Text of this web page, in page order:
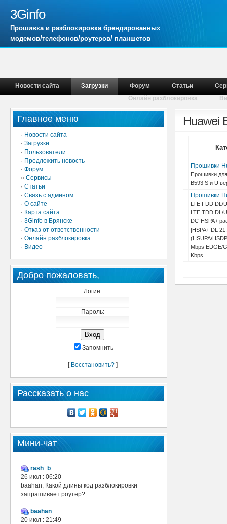
3Ginfo
Прошивка и разблокировка брендированных
модемов/телефонов/роутеров/ планшетов
Новости сайта Загрузки Форум Статьи
Онлайн разблокировка
Главное меню
· Новости сайта
· Загрузки
· Пользователи
· Предложить новость
· Форум
» Сервисы
· Статьи
· Связь с админом
· О сайте
· Карта сайта
· 3Ginfo в Брянске
· Отказ от ответственности
· Онлайн разблокировка
· Видео
Добро пожаловать,
Логин:
Пароль:
Запомнить
[ Восстановить?]
Рассказать о нас
Мини-чат
rash_b
26 июл : 06:20
baahan, Какой длины код разблокировки
запрашивает роутер?
baahan
20 июл : 21:49
Huawei
Прошивки
Прошивки
B593 S и U
Прошивки
LTE FDD DL/
LTE TDD DL/
DC-HSPA+
|HSPA+ DL
(HSUPA/
Mbps EDGE/
Kbps